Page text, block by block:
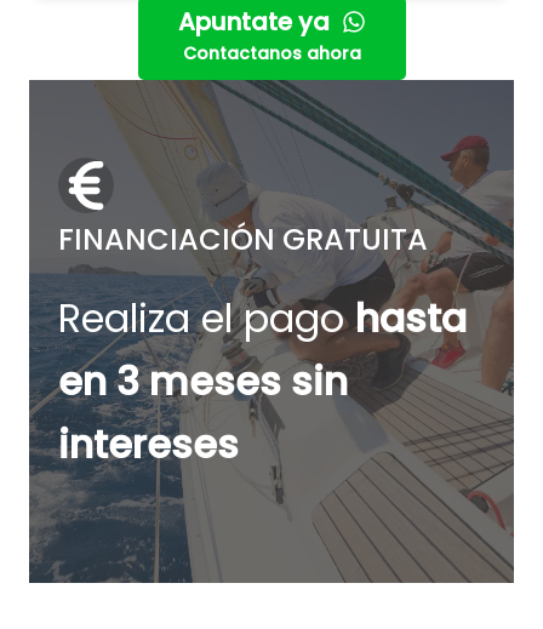
Apuntate ya
Contactanos ahora
FINANCIACIÓN GRATUITA
Realiza el pagohasta
en 3 meses sin
intereses